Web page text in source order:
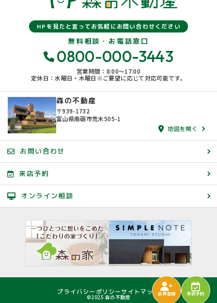
会員登録 来店予約
HPを見たと言ってお気軽にお問い合わせください
無料相談・お電話窓口
0800-000-3443
営業時間：8:00〜17:00
定休日：水曜日・木曜日※ご要望に応じて対応可能です。
森の不動産
〒939-1732
富山県南砺市荒木505-1
地図を開く
お問い合わせ
来店予約
オンライン相談
プライバシーポリシーサイトマップ
©2025 森の不動産